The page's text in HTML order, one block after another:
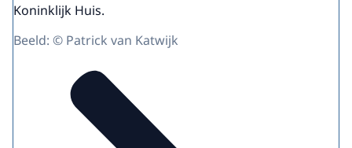
Koninklijk Huis.
Beeld: © Patrick van Katwijk